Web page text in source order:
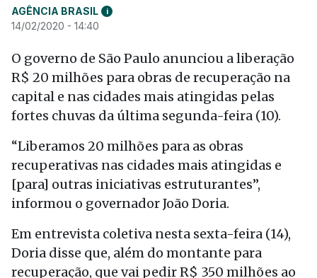
AGÊNCIA BRASIL i
14/02/2020 - 14:40
O governo de São Paulo anunciou a liberação
R$ 20 milhões para obras de recuperação na
capital e nas cidades mais atingidas pelas
fortes chuvas da última segunda-feira (10).
“Liberamos 20 milhões para as obras
recuperativas nas cidades mais atingidas e
[para] outras iniciativas estruturantes”,
informou o governador João Doria.
Em entrevista coletiva nesta sexta-feira (14),
Doria disse que, além do montante para
recuperação, que vai pedir R$ 350 milhões ao